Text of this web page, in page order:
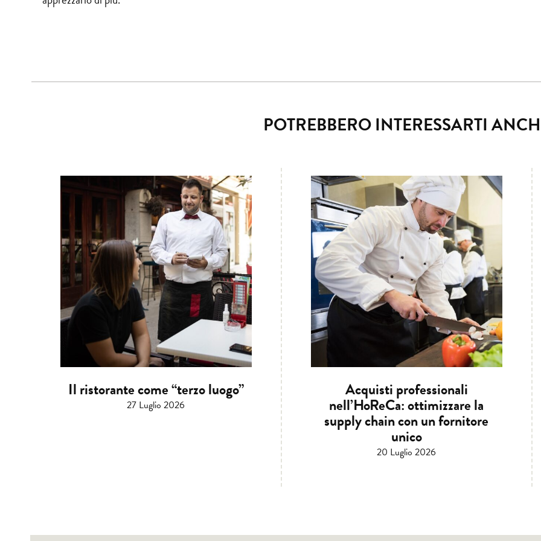
POTREBBERO INTERESSARTI
Il ristorante come “terzo luogo”
27 Luglio 2026
Acquisti professionali
nell’HoReCa: ottimizzare la
supply chain con un fornitore
unico
20 Luglio 2026